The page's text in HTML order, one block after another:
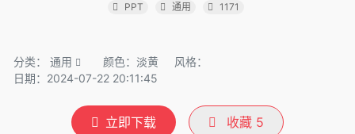
PPT 通用 1171
分类： 通用 颜色：淡黄
风格：
日期：2024-07-22 20:11:45
立即下载 收藏 5